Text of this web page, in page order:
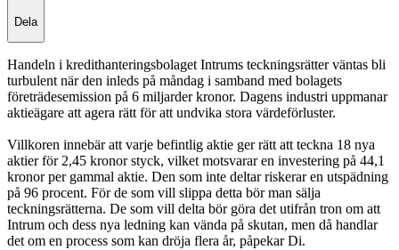
Dela
Handeln i kredithanteringsbolaget Intrums teckningsrätter väntas bli
turbulent när den inleds på måndag i samband med bolagets
företrädesemission på 6 miljarder kronor. Dagens industri uppmanar
aktieägare att agera rätt för att undvika stora värdeförluster.
Villkoren innebär att varje befintlig aktie ger rätt att teckna 18 nya
aktier för 2,45 kronor styck, vilket motsvarar en investering på 44,1
kronor per gammal aktie. Den som inte deltar riskerar en utspädning
på 96 procent. För de som vill slippa detta bör man sälja
teckningsrätterna. De som vill delta bör göra det utifrån tron om att
Intrum och dess nya ledning kan vända på skutan, men då handlar
det om en process som kan dröja flera år, påpekar Di.